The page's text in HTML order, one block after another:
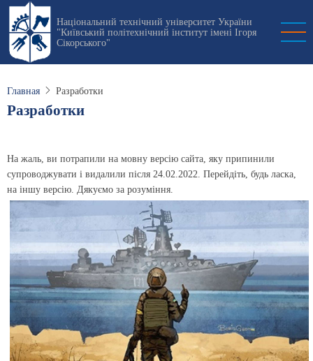
Перейти
основному
содержанию
Національний технічний університет України
"Київський політехнічний інститут імені Ігоря
Сікорського"
Главная Разработки
Разработки
На жаль, ви потрапили на мовну версію сайта, яку припинили
супроводжувати і видалили після 24.02.2022. Перейдіть, будь ласка,
на іншу версію. Дякуємо за розуміння.